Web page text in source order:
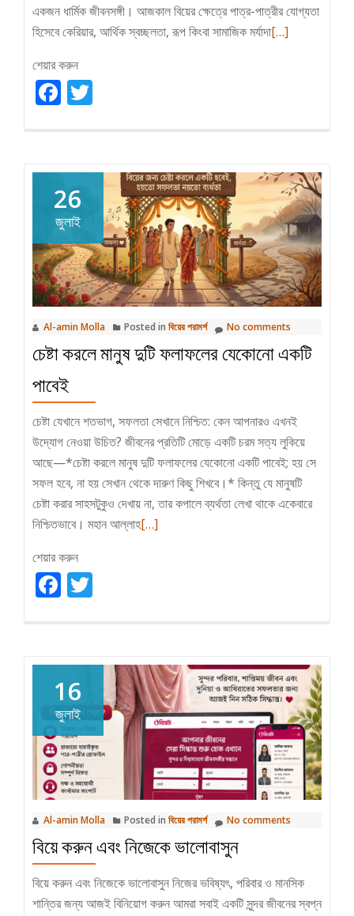
একজন ধার্মিক জীবনসঙ্গী। আজকাল বিয়ের ক্ষেত্রে পাত্র-পাত্রীর যোগ্যতা
হিসেবে কেরিয়ার, আর্থিক স্বচ্ছলতা, রূপ কিংবা সামাজিক মর্যাদাRead
ধার্মিকতা
কেন
হওয়া
উচিত
প্রথম
অগ্রাধিকার?
[…]
শেয়ার করুন
Facebook
26
জুলাই
Al-amin Molla Posted in বিয়ের পরামর্শ No comments
চেষ্টা করলে মানুষ দুটি ফলাফলের যেকোনো একটি
পাবেই
চেষ্টা যেখানে শতভাগ, সফলতা সেখানে নিশ্চিত: কেন আপনারও এখনই
উদ্যোগ নেওয়া উচিত? জীবনের প্রতিটি মোড়ে একটি চরম সত্য লুকিয়ে
আছে—*চেষ্টা করলে মানুষ দুটি ফলাফলের যেকোনো একটি পাবেই; হয় সে
সফল হবে, না হয় সেখান থেকে দারুণ কিছু শিখবে।* কিন্তু যে মানুষটি
চেষ্টা করার সাহসটুকুও দেখায় না, তার কপালে ব্যর্থতা লেখা থাকে একেবারে
নিশ্চিতভাবে। মহান আল্লাহRead
ফলাফলের
যেকোনো
একটি
পাবেই
[…]
শেয়ার করুন
Facebook
16
জুলাই
Al-amin Molla Posted in বিয়ের পরামর্শ No comments
বিয়ে করুন এবং নিজেকে ভালোবাসুন
বিয়ে করুন এবং নিজেকে ভালোবাসুন নিজের ভবিষ্যৎ, পরিবার ও মানসিক
শান্তির জন্য আজই বিনিয়োগ করুন আমরা সবাই একটি সুন্দর জীবনের স্বপ্ন